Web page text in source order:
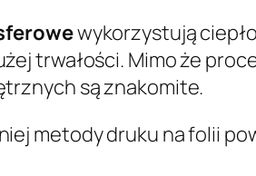
wykorzystują
trwałości. Mimo że
są znakomite.
metody druku na folii